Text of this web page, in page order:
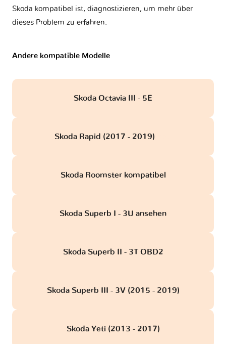
Skoda kompatibel ist, diagnostizieren, um mehr über
dieses Problem zu erfahren.
Andere kompatible Modelle
Skoda Octavia III - 5E
Skoda Rapid (2017 - 2019)
Skoda Roomster kompatibel
Skoda Superb I - 3U ansehen
Skoda Superb II - 3T OBD2
Skoda Superb III - 3V (2015 - 2019)
Skoda Yeti (2013 - 2017)